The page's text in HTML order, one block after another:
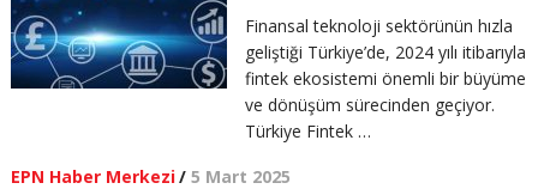
Finansal teknoloji sektörünün hızla
geliştiği Türkiye’de, 2024 yılı itibarıyla
fintek ekosistemi önemli bir büyüme
ve dönüşüm sürecinden geçiyor.
Türkiye Fintek …
EPN Haber Merkezi/ 5 Mart 2025